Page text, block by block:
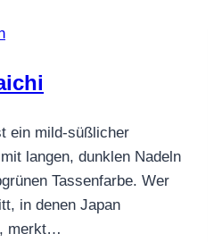
ein mild‑süßlicher
langen, dunklen Nadeln
Tassenfarbe. Wer
in denen Japan
merkt…